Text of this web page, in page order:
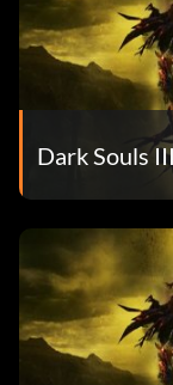
Dark Souls